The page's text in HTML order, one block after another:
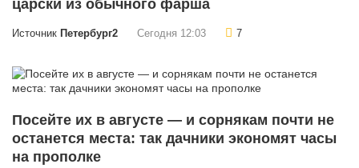
царски из обычного фарша
Источник Петербург2 Сегодня 12:03 7
Посейте их в августе — и сорнякам почти не
останется места: так дачники экономят часы
на прополке